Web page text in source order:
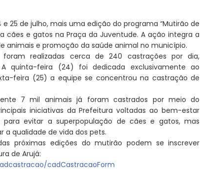
e 25 de julho, mais uma edição do programa “Mutirão de
cães e gatos na Praça da Juventude. A ação integra a
animais e promoção da saúde animal no município.
realizadas cerca de 240 castrações por dia,
quinta-feira (24) foi dedicada exclusivamente ao
feira (25) a equipe se concentrou na castração de
7 mil animais já foram castrados por meio do
iniciativas da Prefeitura voltadas ao bem-estar
evitar a superpopulação de cães e gatos, mas
qualidade de vida dos pets.
próximas edições do mutirão podem se inscrever
de Arujá:
cadCastracaoForm